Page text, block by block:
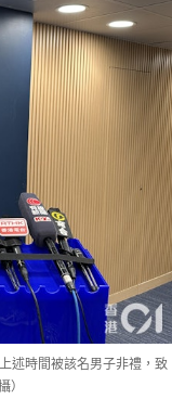
述時間被該名男子非禮，致
）